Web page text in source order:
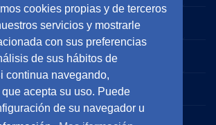
cookies propias y de terceros
servicios y mostrarle
con sus preferencias
de sus hábitos de
continua navegando,
acepta su uso. Puede
de su navegador u